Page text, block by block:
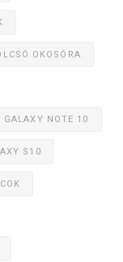
OKOSÓRA
GALAXY NOTE 10
S10